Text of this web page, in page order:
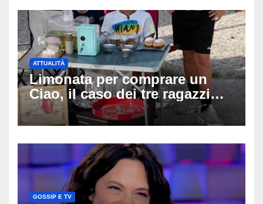
ATTUALITÀ
Limonata per comprare un
Ciao, il caso dei tre ragazzi
divide l’Italia: Fedriga li invita
in Regione, Vannacci li
GOSSIP E TV